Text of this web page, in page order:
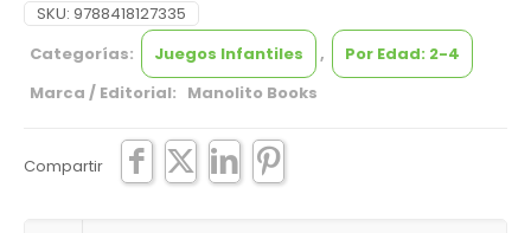
SKU: 9788418127335
Categorías:
Juegos Infantiles ,
Por Edad: 2-4
Marca / Editorial: Manolito Books
Compartir